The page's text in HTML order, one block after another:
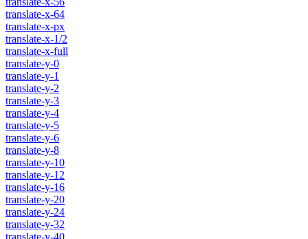
translate-x-64
translate-x-px
translate-x-1/2
translate-x-full
translate-y-0
translate-y-1
translate-y-2
translate-y-3
translate-y-4
translate-y-5
translate-y-6
translate-y-8
translate-y-10
translate-y-12
translate-y-16
translate-y-20
translate-y-24
translate-y-32
translate-y-40